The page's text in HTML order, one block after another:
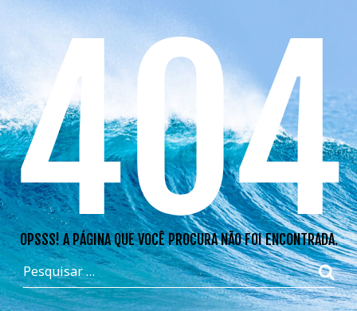
404
OPSSS! A PÁGINA QUE VOCÊ PROCURA NÃO FOI ENCONTRADA.